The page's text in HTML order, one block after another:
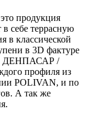
продукция
в себе террасную
в классической
в 3D фактуре
ДЕНПАСАР /
профиля из
POLIVAN, и по
А так же